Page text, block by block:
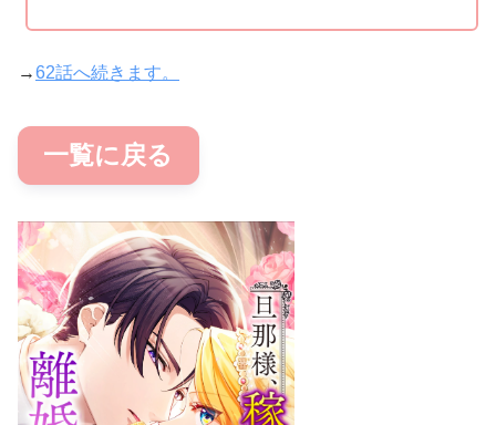
→62話へ続きます。
一覧に戻る